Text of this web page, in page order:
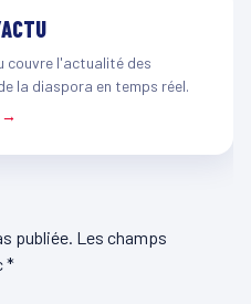
couvre l'actualité des
la diaspora en temps réel.
→
publiée. Les champs
*